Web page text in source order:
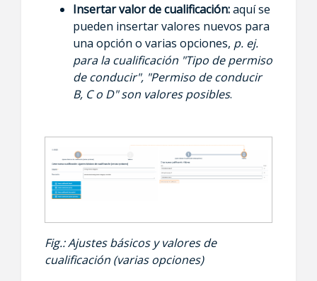
Insertar valor de cualificación:aquí se
pueden insertar valores nuevos para
una opción o varias opciones, p. ej.
para la cualificación "Tipo de permiso
de conducir", "Permiso de conducir
B, C o D" son valores posibles.
Fig.: Ajustes básicos y valores de
cualificación (varias opciones)